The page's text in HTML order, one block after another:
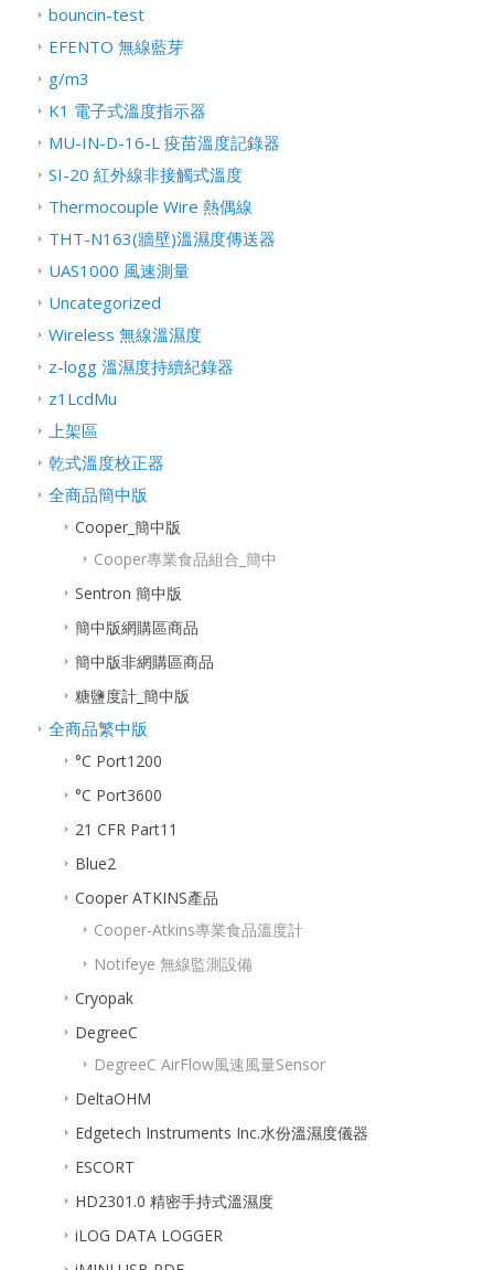
bouncin-test
EFENTO 無線藍芽
g/m3
K1 電子式溫度指示器
MU-IN-D-16-L 疫苗溫度記錄器
SI-20 紅外線非接觸式溫度
Thermocouple Wire 熱偶線
THT-N163(牆壁)溫濕度傳送器
UAS1000 風速測量
Uncategorized
Wireless 無線溫濕度
z-logg 溫濕度持續紀錄器
z1LcdMu
上架區
乾式溫度校正器
全商品簡中版
Cooper_簡中版
Cooper專業食品組合_簡中
Sentron 簡中版
簡中版網購區商品
簡中版非網購區商品
糖鹽度計_簡中版
全商品繁中版
°C Port1200
°C Port3600
21 CFR Part11
Blue2
Cooper ATKINS產品
Cooper-Atkins專業食品溫度計
Notifeye 無線監測設備
Cryopak
DegreeC
DegreeC AirFlow風速風量Sensor
DeltaOHM
Edgetech Instruments Inc.水份溫濕度儀器
ESCORT
HD2301.0 精密手持式溫濕度
iLOG DATA LOGGER